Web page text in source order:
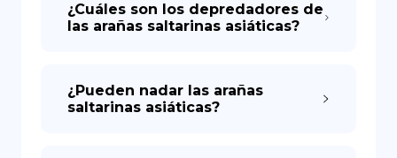
¿Cuáles son los depredadores de
las arañas saltarinas asiáticas?
¿Pueden nadar las arañas
saltarinas asiáticas?